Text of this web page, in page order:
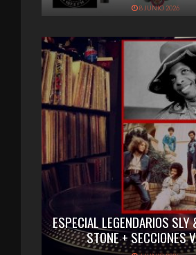
8 JUNIO 2026
ESPECIAL LEGENDARIOS SLY
STONE + SECCIONES